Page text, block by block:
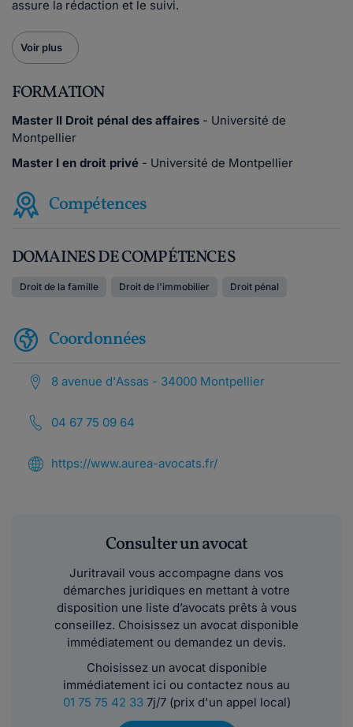
assure la rédaction et le suivi.
Voir plus
FORMATION
Master II Droit pénal des affaires - Université de
Montpellier
Master I en droit privé - Université de Montpellier
Compétences
DOMAINES DE COMPÉTENCES
Droit de la famille Droit de l'immobilier Droit pénal
Coordonnées
8 avenue d'Assas - 34000 Montpellier
04 67 75 09 64
https://www.aurea-avocats.fr/
Consulter un avocat
Juritravail vous accompagne dans vos
démarches juridiques en mettant à votre
disposition une liste d’avocats prêts à vous
conseillez. Choisissez un avocat disponible
immédiatement ou demandez un devis.
Choisissez un avocat disponible
immédiatement ici ou contactez nous au
01 75 75 42 337j/7 (prix d'un appel local)